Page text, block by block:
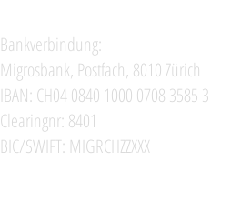
Bankverbindung:
Migrosbank, Postfach, 8010 Zürich
IBAN: CH04 0840 1000 0708 3585 3
Clearingnr: 8401
BIC/SWIFT: MIGRCHZZXXX